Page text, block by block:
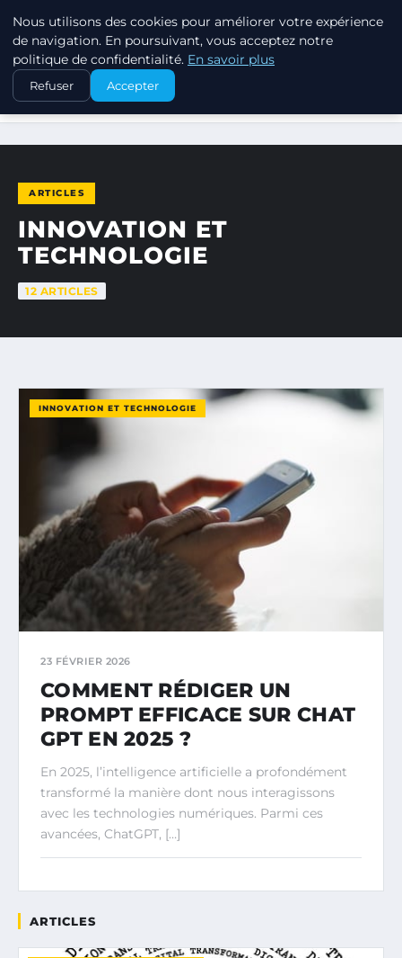
MARKETING STRATEGIQUE
ACCUEIL INNOVATION ET TECHNOLOGIE
ARTICLES
INNOVATION ET
TECHNOLOGIE
12 ARTICLES
INNOVATION ET TECHNOLOGIE
23 FÉVRIER 2026
COMMENT RÉDIGER UN
PROMPT EFFICACE SUR CHAT
GPT EN 2025 ?
En 2025, l’intelligence artificielle a profondément
transformé la manière dont nous interagissons
avec les technologies numériques. Parmi ces
avancées, ChatGPT, […]
ARTICLES
Nous utilisons des cookies pour améliorer votre expérience
de navigation. En poursuivant, vous acceptez notre
politique de confidentialité. En savoir plus
Refuser Accepter